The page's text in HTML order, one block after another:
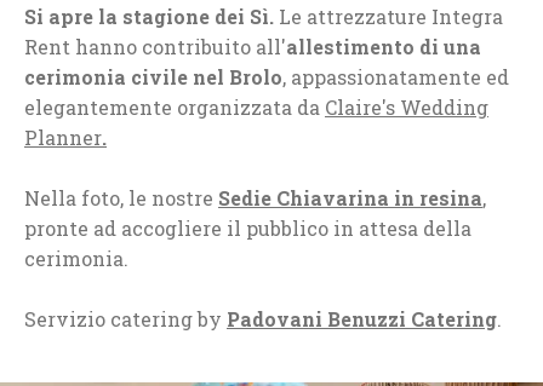
Si apre la stagione dei Sì. Le attrezzature Integra
Rent hanno contribuito all'allestimento di una
cerimonia civile nel Brolo, appassionatamente ed
elegantemente organizzata da Claire's Wedding
Planner.
Nella foto, le nostre Sedie Chiavarina in resina,
pronte ad accogliere il pubblico in attesa della
cerimonia.
Servizio catering by Padovani Benuzzi Catering.